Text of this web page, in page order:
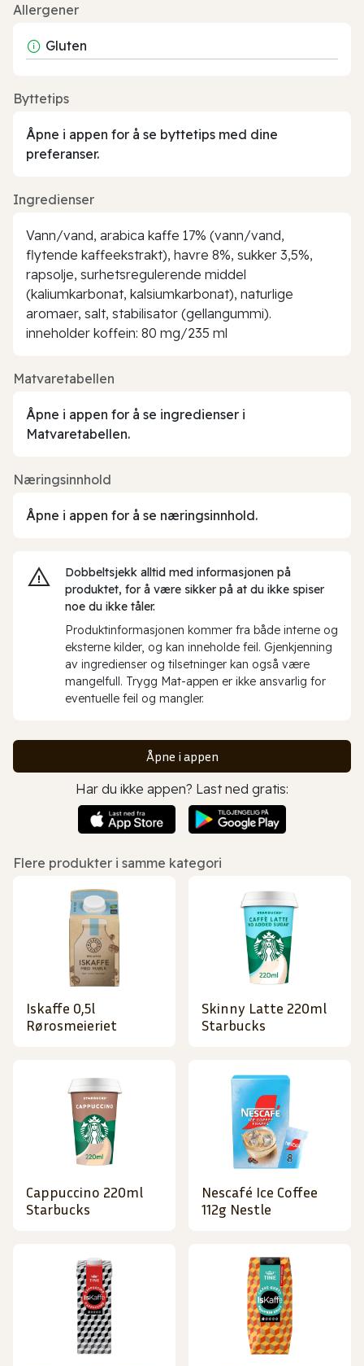
Allergener
Gluten
Byttetips
Åpne i appen for å se byttetips med dine
preferanser.
Ingredienser
Vann/vand, arabica kaffe 17% (vann/vand,
flytende kaffeekstrakt), havre 8%, sukker 3,5%,
rapsolje, surhetsregulerende middel
(kaliumkarbonat, kalsiumkarbonat), naturlige
aromaer, salt, stabilisator (gellangummi).
inneholder koffein: 80 mg/235 ml
Matvaretabellen
Åpne i appen for å se ingredienser i
Matvaretabellen.
Næringsinnhold
Åpne i appen for å se næringsinnhold.
Dobbeltsjekk alltid med informasjonen på
produktet, for å være sikker på at du ikke spiser
noe du ikke tåler.
Produktinformasjonen kommer fra både interne og
eksterne kilder, og kan inneholde feil. Gjenkjenning
av ingredienser og tilsetninger kan også være
mangelfull. Trygg Mat-appen er ikke ansvarlig for
eventuelle feil og mangler.
Åpne i appen
Har du ikke appen? Last ned gratis:
Flere produkter i samme kategori
Iskaffe 0,5l
Rørosmeieriet
Skinny Latte 220ml
Starbucks
Cappuccino 220ml
Starbucks
Nescafé Ice Coffee
112g Nestle